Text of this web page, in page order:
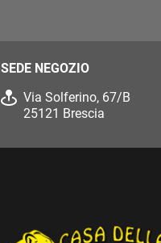
SEDE NEGOZIO
Via Solferino, 67/B
25121 Brescia